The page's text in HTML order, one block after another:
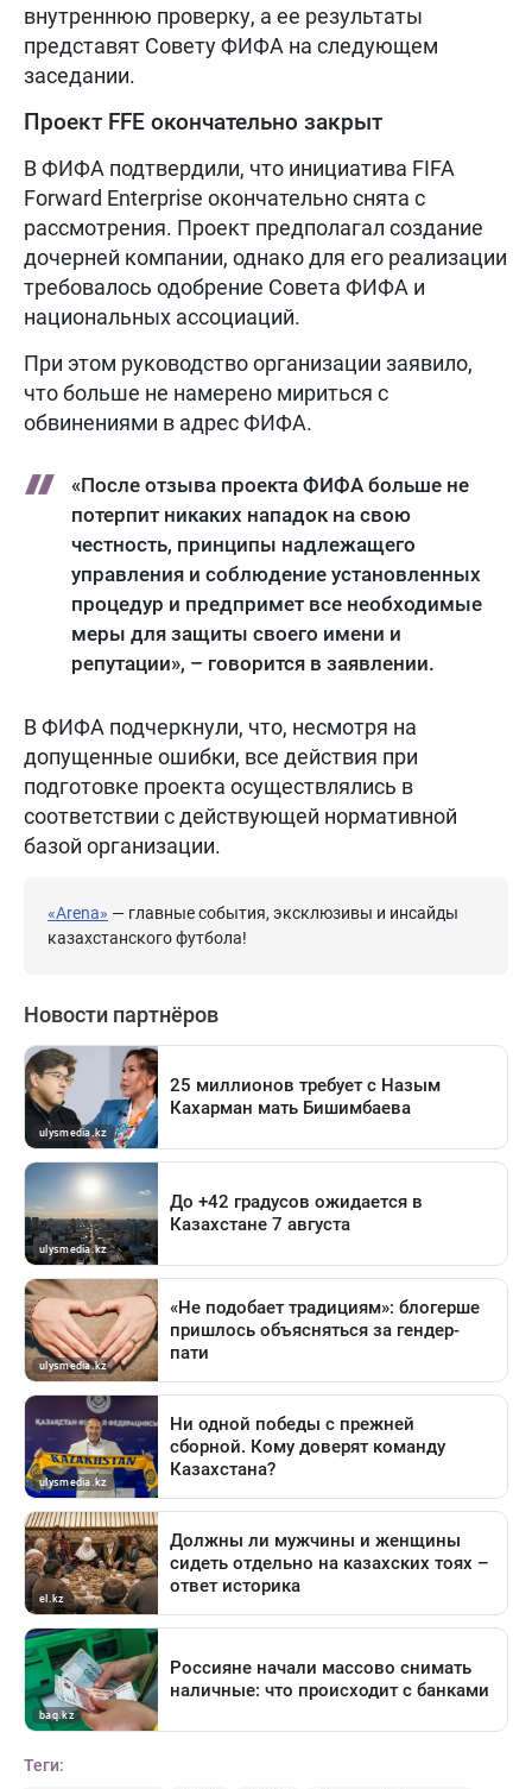
внутреннюю проверку, а ее результаты
представят Совету ФИФА на следующем
заседании.
Проект FFE окончательно закрыт
В ФИФА подтвердили, что инициатива FIFA
Forward Enterprise окончательно снята с
рассмотрения. Проект предполагал создание
дочерней компании, однако для его реализации
требовалось одобрение Совета ФИФА и
национальных ассоциаций.
При этом руководство организации заявило,
что больше не намерено мириться с
обвинениями в адрес ФИФА.
«После отзыва проекта ФИФА больше не
потерпит никаких нападок на свою
честность, принципы надлежащего
управления и соблюдение установленных
процедур и предпримет все необходимые
меры для защиты своего имени и
репутации», – говорится в заявлении.
В ФИФА подчеркнули, что, несмотря на
допущенные ошибки, все действия при
подготовке проекта осуществлялись в
соответствии с действующей нормативной
базой организации.
«Arena» — главные события, эксклюзивы и инсайды
казахстанского футбола!
Теги: